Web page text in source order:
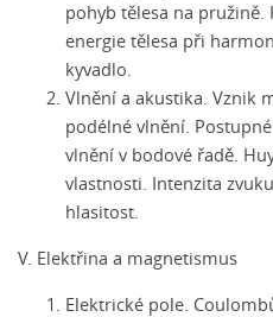
pohyb tělesa na
energie tělesa při
kyvadlo.
Vlnění a akustika. Vznik
podélné vlnění.
vlnění v bodové řadě.
vlastnosti. Intenzita
hlasitost.
V. Elektřina a magnetismus
Elektrické pole.